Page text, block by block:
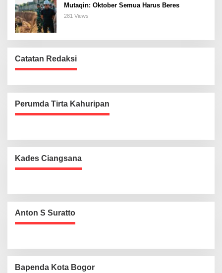
Mutaqin: Oktober Semua Harus Beres
281 Views
Catatan Redaksi
Perumda Tirta Kahuripan
Kades Ciangsana
Anton S Suratto
Bapenda Kota Bogor